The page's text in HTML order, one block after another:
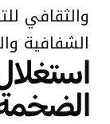
والثقافي
الشفافية